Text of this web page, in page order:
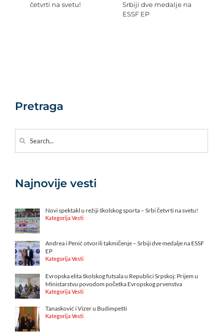
četvrti na svetu!
Srbiji dve medalje na
ESSF EP
Pretraga
for:
Najnovije vesti
Novi spektakl u režiji školskog sporta – Srbi četvrti na svetu!
Kategorija Vesti
Andrea i Penić otvorili takmičenje – Srbiji dve medalje na ESSF
EP
Kategorija Vesti
Evropska elita školskog futsala u Republici Srpskoj: Prijem u
Ministarstvu povodom početka Evropskog prvenstva
Kategorija Vesti
Tanasković i Vizer u Budimpešti
Kategorija Vesti